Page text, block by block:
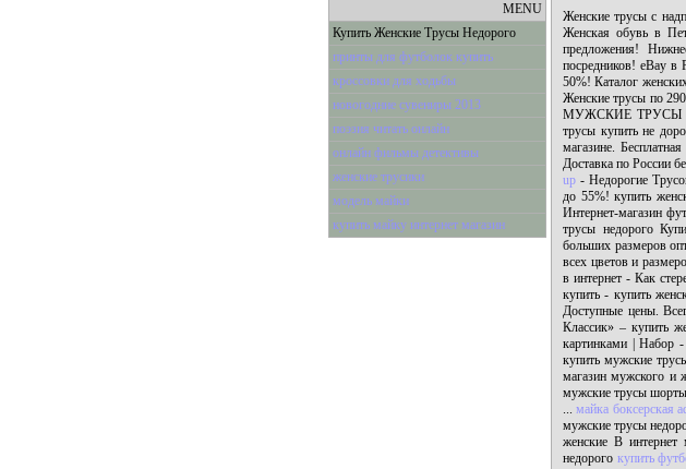
MENU
Купить Женские Трусы Недорого
принты для футболок купить
кроссовки для ходьбы
новогодние сувениры 2013
поэзия читать онлайн
онлайн фильмы детективы
женские трусики
модель майки
купить майку интернет магазин
Женские трусы с
Женская обувь в
предложения!
посредников! eBay в
50%! Каталог
Женские трусы по
МУЖСКИЕ ТРУСЫ
трусы купить не
магазине.
Доставка по России
up - Недорогие
до 55%! купить
Интернет-магазин
трусы недорого
больших размеров
всех цветов и
в интернет - Как
купить - купить
Доступные цены.
Классик» – купить
картинками | Набор
купить мужские
магазин мужского и
мужские трусы
...майка боксерская
мужские трусы
женские В
недорого купить